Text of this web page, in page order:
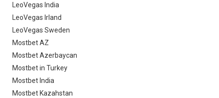
LeoVegas India
LeoVegas Irland
LeoVegas Sweden
Mostbet AZ
Mostbet Azerbaycan
Mostbet in Turkey
Mostbet India
Mostbet Kazahstan